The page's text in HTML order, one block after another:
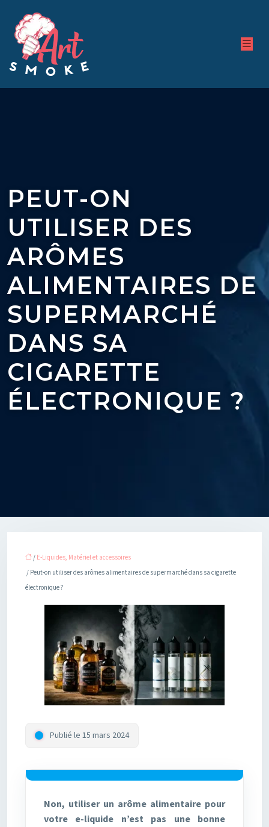
PEUT-ON
UTILISER DES
ARÔMES
ALIMENTAIRES DE
SUPERMARCHÉ
DANS SA
CIGARETTE
ÉLECTRONIQUE ?
/ E-Liquides, Matériel et accessoires
/ Peut-on utiliser des arômes alimentaires de supermarché dans sa cigarette
électronique ?
Publié le 15 mars 2024
Non, utiliser un arôme alimentaire pour
votre e-liquide n’est pas une bonne